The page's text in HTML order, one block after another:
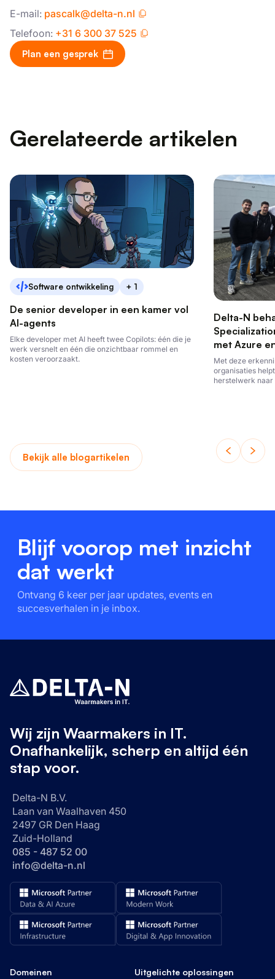
E-mail: pascalk@delta-n.nl
Telefoon: +31 6 300 37 525
Plan een gesprek
Gerelateerde artikelen
Software ontwikkeling + 1
De senior developer in een kamer vol
AI-agents
Elke developer met AI heeft twee Copilots: één die je
werk versnelt en één die onzichtbaar rommel en
kosten veroorzaakt.
Delta-N
met Azure
Met deze
organisaties
herstelwerk
Bekijk alle blogartikelen
Blijf voorop met inzicht
dat werkt
Ontvang 6 keer per jaar updates, events en
succesverhalen in je inbox.
Wij zijn Waarmakers in IT.
Onafhankelijk, scherp en altijd één
stap voor.
Delta-N B.V.
Laan van Waalhaven 450
2497 GR Den Haag
Zuid-Holland
085 - 487 52 00
info@delta-n.nl
Domeinen
Uitgelichte oplossingen
Strikt
noodzakelijk
Prestatie
ALLES AFWIJZEN
DETAILS WEERGEVEN